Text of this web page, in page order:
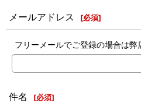
メールアドレス [必須]
フリーメールでご登録の場合は
件名 [必須]